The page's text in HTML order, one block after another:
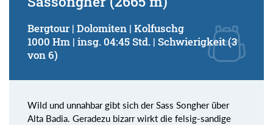
Bergtour | Dolomiten | Kolfuschg
1000 Hm | insg. 04:45 Std. | Schwierigkeit (3
von 6)
Wild und unnahbar gibt sich der Sass Songher über
Alta Badia. Geradezu bizarr wirkt die felsig-sandige